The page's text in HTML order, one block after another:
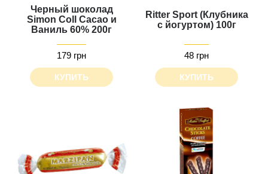
Черный шоколад
Simon Coll Cacao и
Ваниль 60% 200г
179 грн
КУПИТЬ
Ritter Sport (Клубника
с йогуртом) 100г
48 грн
КУПИТЬ